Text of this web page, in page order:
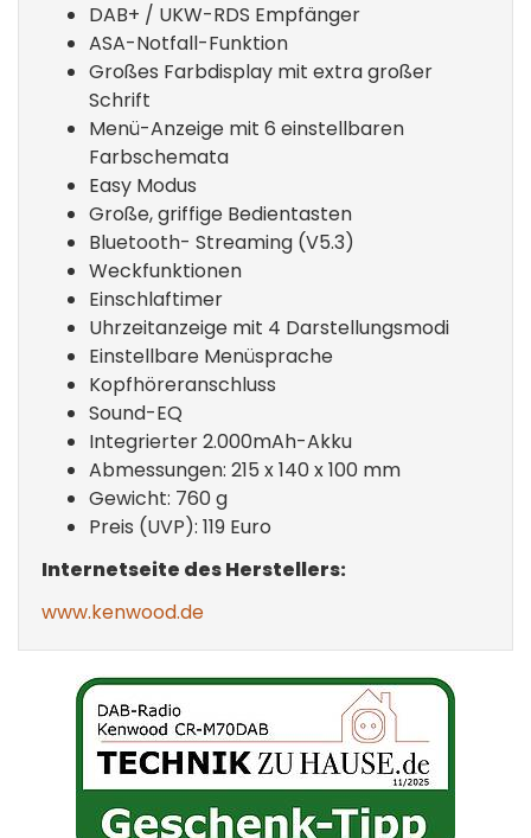
DAB+ / UKW-RDS Empfänger
ASA-Notfall-Funktion
Großes Farbdisplay mit extra großer
Schrift
Menü-Anzeige mit 6 einstellbaren
Farbschemata
Easy Modus
Große, griffige Bedientasten
Bluetooth- Streaming (V5.3)
Weckfunktionen
Einschlaftimer
Uhrzeitanzeige mit 4 Darstellungsmodi
Einstellbare Menüsprache
Kopfhöreranschluss
Sound-EQ
Integrierter 2.000mAh-Akku
Abmessungen: 215 x 140 x 100 mm
Gewicht: 760 g
Preis (UVP): 119 Euro
Internetseite des Herstellers:
www.kenwood.de